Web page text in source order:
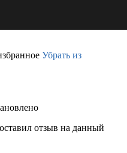
Убрать из
отзыв на данный